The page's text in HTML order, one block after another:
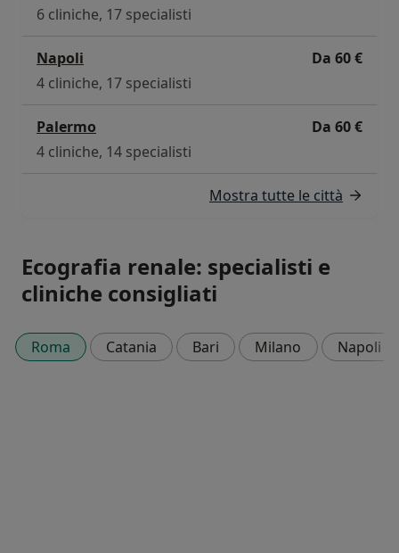
6 cliniche, 17 specialisti
Napoli
Da 60 €
4 cliniche, 17 specialisti
Palermo
Da 60 €
4 cliniche, 14 specialisti
Mostra tutte le città
Ecografia renale: specialisti e
cliniche consigliati
Roma Catania Bari Milano Napoli